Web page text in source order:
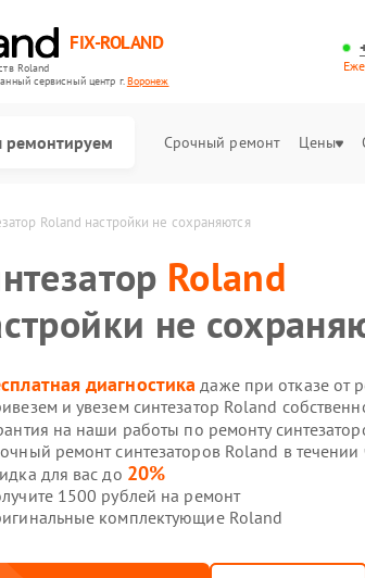
FIX-ROLAND
Roland
cервисный центр г.Воронеж
Срочный ремонт Цены
Roland настройки не сохраняются
Roland
не
диагностика даже при отказе от
и увезем синтезатор Roland
на наши работы по ремонту
ремонт синтезаторов Roland в течении
для вас до 20%
1500 рублей на ремонт
комплектующие Roland